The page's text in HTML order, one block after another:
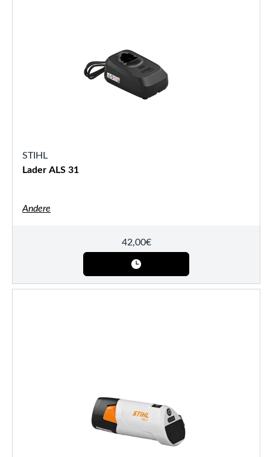
STIHL
Lader ALS 31
Andere
42,00€